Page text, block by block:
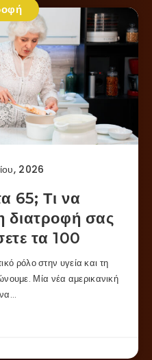
2026
65; Τι να
διατροφή σας
τα 100
ρόλο στην υγεία και τη
Μία νέα αμερικανική